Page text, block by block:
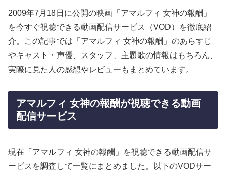
2009年7月18日に公開の映画「アマルフィ 女神の報酬」
を今すぐ視聴できる動画配信サービス（VOD）を徹底紹
介。この記事では「アマルフィ 女神の報酬」のあらすじ
やキャスト・声優、スタッフ、主題歌の情報はもちろん、
実際に見た人の感想やレビューもまとめています。
アマルフィ 女神の報酬が視聴できる動画
配信サービス
現在「アマルフィ 女神の報酬」を視聴できる動画配信サ
ービスを調査して一覧にまとめました。以下のVODサー